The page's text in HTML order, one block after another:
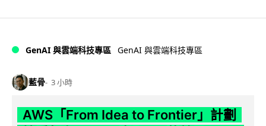
GenAI 與雲端科技專區 GenAI 與雲端科技專區
藍骨 3 小時
AWS「From Idea to Frontier」計劃